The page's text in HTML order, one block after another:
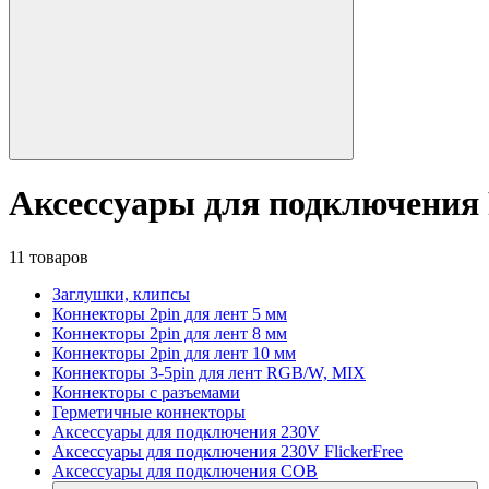
Аксессуары для
11 товаров
Заглушки, клипсы
Коннекторы 2pin для лент 5 мм
Коннекторы 2pin для лент 8 мм
Коннекторы 2pin для лент 10 мм
Коннекторы 3-5pin для лент RGB/W, MIX
Коннекторы с разъемами
Герметичные коннекторы
Аксессуары для подключения 230V
Аксессуары для подключения 230V FlickerFree
Аксессуары для подключения COB